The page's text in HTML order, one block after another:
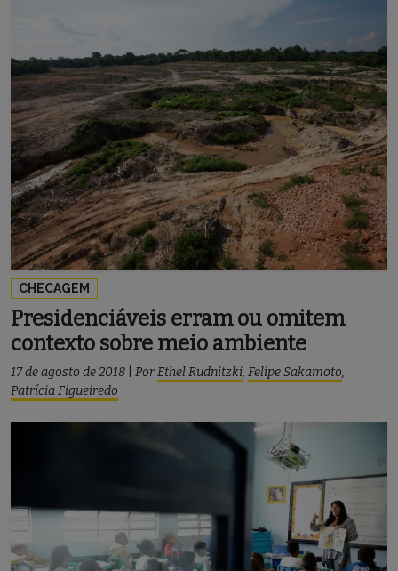
CHECAGEM
Presidenciáveis erram ou omitem
contexto sobre meio ambiente
17 de agosto de 2018 PorEthel Rudnitzki, Felipe Sakamoto,
Patrícia Figueiredo